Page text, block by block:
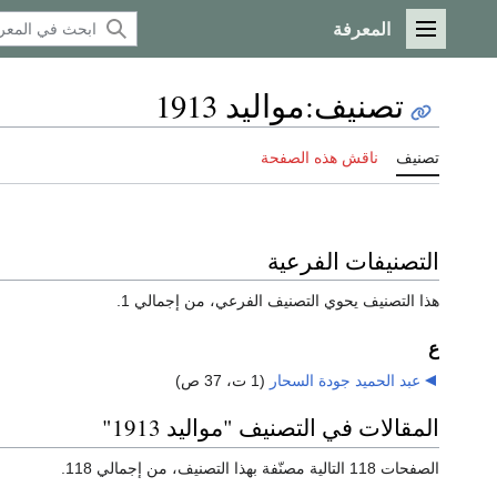
القائمة الرئيسية
المعرفة
تصنيف:مواليد 1913
تصنيف ناقش هذه الصفحة
التصنيفات الفرعية
هذا التصنيف يحوي التصنيف الفرعي، من إجمالي 1.
ع
عبد الحميد جودة السحار (1 ت، 37 ص)
المقالات في التصنيف "مواليد 1913"
الصفحات 118 التالية مصنّفة بهذا التصنيف، من إجمالي 118.